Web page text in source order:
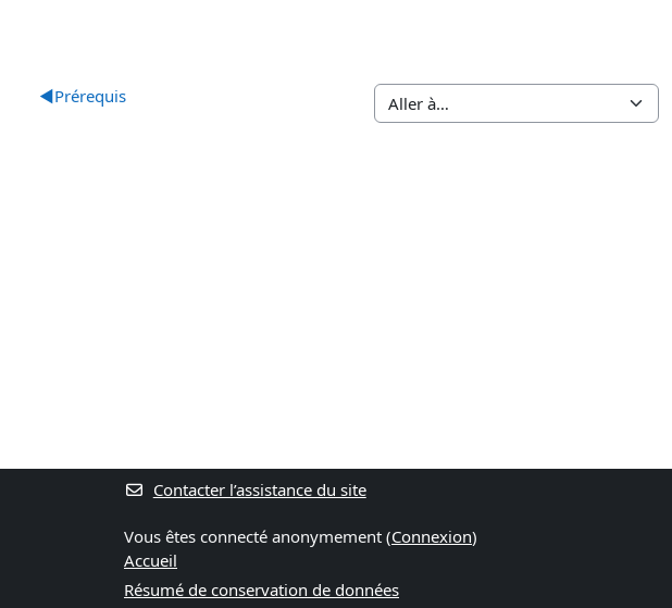
◀︎Prérequis
Contacter l’assistance du site
Vous êtes connecté anonymement (Connexion)
Accueil
Résumé de conservation de données